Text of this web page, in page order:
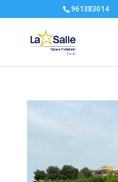
961383014